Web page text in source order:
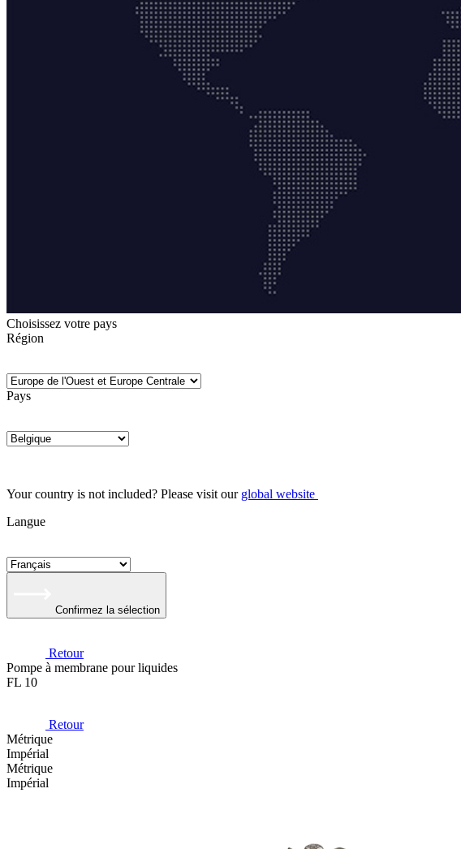
Choisissez votre pays
Région
Pays
Your country is not included? Please visit our global website
Langue
Confirmez la sélection
Retour
Pompe à membrane pour liquides
FL 10
Retour
Métrique
Impérial
Métrique
Impérial